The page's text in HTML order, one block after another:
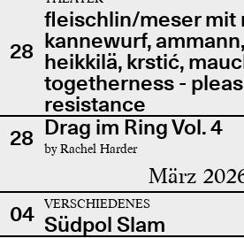
28
fleischlin/meser mit
kannewurf,
heikkilä, krstić,
togetherness -
resistance
28 Drag im Ring Vol. 4
by Rachel Harder
März
04 VERSCHIEDENES
Südpol Slam